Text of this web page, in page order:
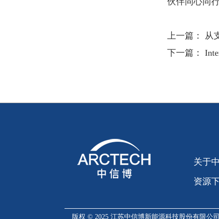
上一篇：
从
下一篇：
关于
资源
版权 © 2025 江苏中信博新能源科技股份有限公